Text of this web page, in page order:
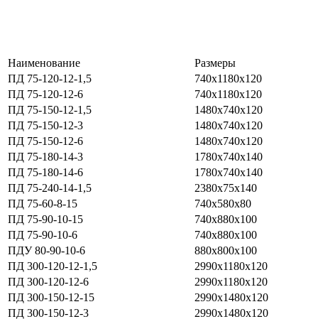
Наименование
Размеры
ПД 75-120-12-1,5
740х1180х120
ПД 75-120-12-6
740х1180х120
ПД 75-150-12-1,5
1480х740х120
ПД 75-150-12-3
1480х740х120
ПД 75-150-12-6
1480х740х120
ПД 75-180-14-3
1780х740х140
ПД 75-180-14-6
1780х740х140
ПД 75-240-14-1,5
2380х75х140
ПД 75-60-8-15
740х580х80
ПД 75-90-10-15
740х880х100
ПД 75-90-10-6
740х880х100
ПДУ 80-90-10-6
880х800х100
ПД 300-120-12-1,5
2990х1180х120
ПД 300-120-12-6
2990х1180х120
ПД 300-150-12-15
2990х1480х120
ПД 300-150-12-3
2990х1480х120